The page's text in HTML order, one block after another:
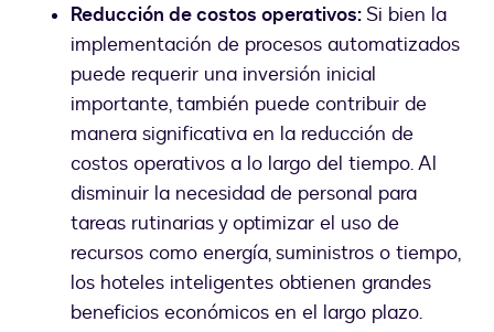
Reducción de costos operativos:Si bien la
implementación de procesos automatizados
puede requerir una inversión inicial
importante, también puede contribuir de
manera significativa en la reducción de
costos operativos a lo largo del tiempo. Al
disminuir la necesidad de personal para
tareas rutinarias y optimizar el uso de
recursos como energía, suministros o tiempo,
los hoteles inteligentes obtienen grandes
beneficios económicos en el largo plazo.